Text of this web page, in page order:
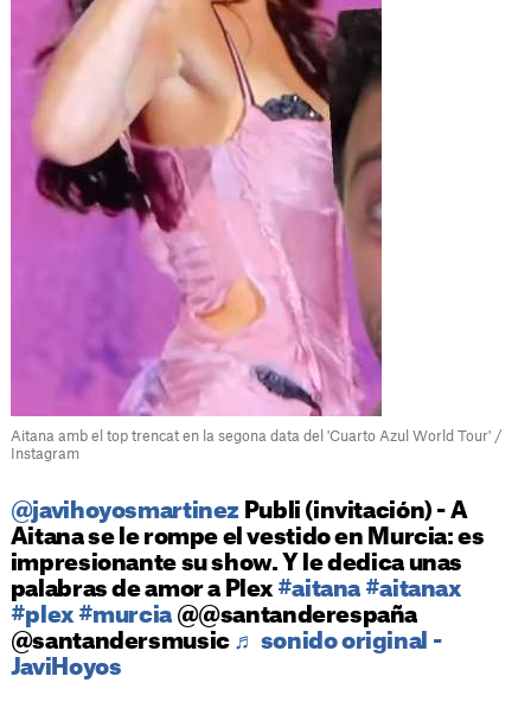
Aitana amb el top trencat en la segona data del 'Cuarto Azul World Tour' /
Instagram
@javihoyosmartinez Publi (invitación) - A
Aitana se le rompe el vestido en Murcia: es
impresionante su show. Y le dedica unas
palabras de amor a Plex #aitana #aitanax
#plex #murcia@@santanderespaña
@santandersmusic ♬ sonido original -
JaviHoyos